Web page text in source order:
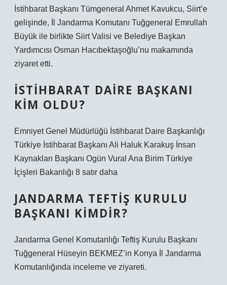
İstihbarat Başkanı Tümgeneral Ahmet Kavukcu, Siirt’e
gelişinde, İl Jandarma Komutanı Tuğgeneral Emrullah
Büyük ile birlikte Siirt Valisi ve Belediye Başkan
Yardımcısı Osman Hacıbektaşoğlu’nu makamında
ziyaret etti.
İSTIHBARAT DAIRE BAŞKANI
KIM OLDU?
Emniyet Genel Müdürlüğü İstihbarat Daire Başkanlığı
Türkiye İstihbarat Başkanı Ali Haluk Karakuş İnsan
Kaynakları Başkanı Ogün Vural Ana Birim Türkiye
İçişleri Bakanlığı 8 satır daha
JANDARMA TEFTIŞ KURULU
BAŞKANI KIMDIR?
Jandarma Genel Komutanlığı Teftiş Kurulu Başkanı
Tuğgeneral Hüseyin BEKMEZ’in Konya İl Jandarma
Komutanlığında inceleme ve ziyareti.